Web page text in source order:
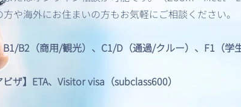
や海外にお住まいの方もお気軽にご相談ください。
B1/B2（商用/観光）、C1/D（通過/クルー）、F1（
ザ】ETA、Visitor visa（subclass600）